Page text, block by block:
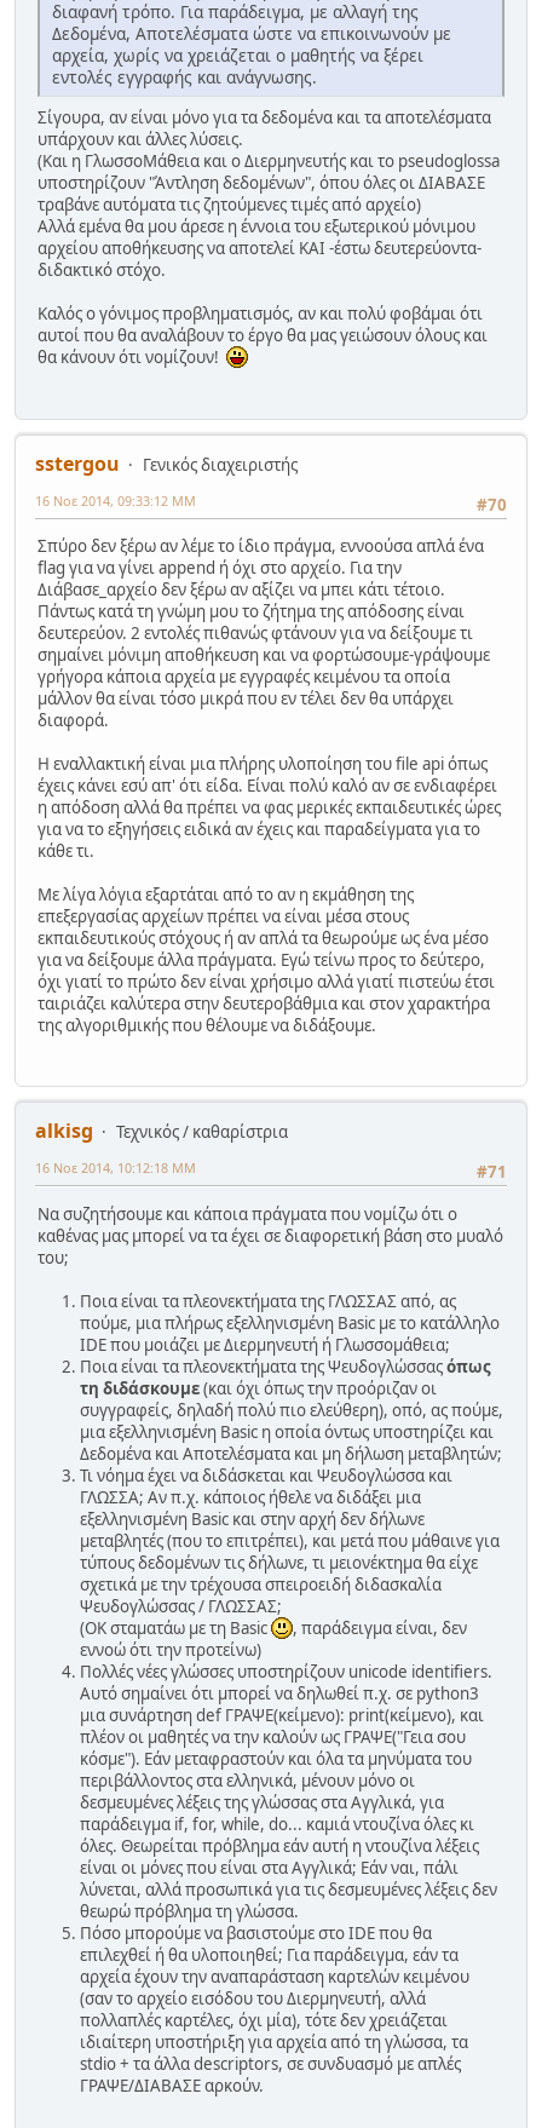
διαφανή τρόπο. Για παράδειγμα, με αλλαγή της
Δεδομένα, Αποτελέσματα ώστε να επικοινωνούν με
αρχεία, χωρίς να χρειάζεται ο μαθητής να ξέρει
εντολές εγγραφής και ανάγνωσης.
Σίγουρα, αν είναι μόνο για τα δεδομένα και τα αποτελέσματα
υπάρχουν και άλλες λύσεις.
(Και η ΓλωσσοΜάθεια και ο Διερμηνευτής και το pseudoglossa
υποστηρίζουν "Άντληση δεδομένων", όπου όλες οι ΔΙΑΒΑΣΕ
τραβάνε αυτόματα τις ζητούμενες τιμές από αρχείο)
Αλλά εμένα θα μου άρεσε η έννοια του εξωτερικού μόνιμου
αρχείου αποθήκευσης να αποτελεί ΚΑΙ -έστω δευτερεύοντα-
διδακτικό στόχο.
Καλός ο γόνιμος προβληματισμός, αν και πολύ φοβάμαι ότι
αυτοί που θα αναλάβουν το έργο θα μας γειώσουν όλους και
θα κάνουν ότι νομίζουν!
sstergou
Γενικός διαχειριστής
#70
16 Νοε 2014, 09:33:12 ΜΜ
Σπύρο δεν ξέρω αν λέμε το ίδιο πράγμα, εννοούσα απλά ένα
flag για να γίνει append ή όχι στο αρχείο. Για την
Διάβασε_αρχείο δεν ξέρω αν αξίζει να μπει κάτι τέτοιο.
Πάντως κατά τη γνώμη μου το ζήτημα της απόδοσης είναι
δευτερεύον. 2 εντολές πιθανώς φτάνουν για να δείξουμε τι
σημαίνει μόνιμη αποθήκευση και να φορτώσουμε-γράψουμε
γρήγορα κάποια αρχεία με εγγραφές κειμένου τα οποία
μάλλον θα είναι τόσο μικρά που εν τέλει δεν θα υπάρχει
διαφορά.
Η εναλλακτική είναι μια πλήρης υλοποίηση του file api όπως
έχεις κάνει εσύ απ' ότι είδα. Είναι πολύ καλό αν σε ενδιαφέρει
η απόδοση αλλά θα πρέπει να φας μερικές εκπαιδευτικές ώρες
για να το εξηγήσεις ειδικά αν έχεις και παραδείγματα για το
κάθε τι.
Με λίγα λόγια εξαρτάται από το αν η εκμάθηση της
επεξεργασίας αρχείων πρέπει να είναι μέσα στους
εκπαιδευτικούς στόχους ή αν απλά τα θεωρούμε ως ένα μέσο
για να δείξουμε άλλα πράγματα. Εγώ τείνω προς το δεύτερο,
όχι γιατί το πρώτο δεν είναι χρήσιμο αλλά γιατί πιστεύω έτσι
ταιριάζει καλύτερα στην δευτεροβάθμια και στον χαρακτήρα
της αλγοριθμικής που θέλουμε να διδάξουμε.
alkisg
Τεχνικός / καθαρίστρια
#71
16 Νοε 2014, 10:12:18 ΜΜ
Να συζητήσουμε και κάποια πράγματα που νομίζω ότι ο
καθένας μας μπορεί να τα έχει σε διαφορετική βάση στο μυαλό
του;
Ποια είναι τα πλεονεκτήματα της ΓΛΩΣΣΑΣ από, ας
πούμε, μια πλήρως εξελληνισμένη Basic με το κατάλληλο
IDE που μοιάζει με Διερμηνευτή ή Γλωσσομάθεια;
Ποια είναι τα πλεονεκτήματα της Ψευδογλώσσαςόπως
τη διδάσκουμε(και όχι όπως την προόριζαν οι
συγγραφείς, δηλαδή πολύ πιο ελεύθερη), οπό, ας πούμε,
μια εξελληνισμένη Basic η οποία όντως υποστηρίζει και
Δεδομένα και Αποτελέσματα και μη δήλωση μεταβλητών;
Τι νόημα έχει να διδάσκεται και Ψευδογλώσσα και
ΓΛΩΣΣΑ; Αν π.χ. κάποιος ήθελε να διδάξει μια
εξελληνισμένη Basic και στην αρχή δεν δήλωνε
μεταβλητές (που το επιτρέπει), και μετά που μάθαινε για
τύπους δεδομένων τις δήλωνε, τι μειονέκτημα θα είχε
σχετικά με την τρέχουσα σπειροειδή διδασκαλία
Ψευδογλώσσας / ΓΛΩΣΣΑΣ;
(ΟΚ σταματάω με τη Basic
, παράδειγμα είναι, δεν
εννοώ ότι την προτείνω)
Πολλές νέες γλώσσες υποστηρίζουν unicode identifiers.
Αυτό σημαίνει ότι μπορεί να δηλωθεί π.χ. σε python3
μια συνάρτηση def ΓΡΑΨΕ(κείμενο): print(κείμενο), και
πλέον οι μαθητές να την καλούν ως ΓΡΑΨΕ("Γεια σου
κόσμε"). Εάν μεταφραστούν και όλα τα μηνύματα του
περιβάλλοντος στα ελληνικά, μένουν μόνο οι
δεσμευμένες λέξεις της γλώσσας στα Αγγλικά, για
παράδειγμα if, for, while, do... καμιά ντουζίνα όλες κι
όλες. Θεωρείται πρόβλημα εάν αυτή η ντουζίνα λέξεις
είναι οι μόνες που είναι στα Αγγλικά; Εάν ναι, πάλι
λύνεται, αλλά προσωπικά για τις δεσμευμένες λέξεις δεν
θεωρώ πρόβλημα τη γλώσσα.
Πόσο μπορούμε να βασιστούμε στο IDE που θα
επιλεχθεί ή θα υλοποιηθεί; Για παράδειγμα, εάν τα
αρχεία έχουν την αναπαράσταση καρτελών κειμένου
(σαν το αρχείο εισόδου του Διερμηνευτή, αλλά
πολλαπλές καρτέλες, όχι μία), τότε δεν χρειάζεται
ιδιαίτερη υποστήριξη για αρχεία από τη γλώσσα, τα
stdio + τα άλλα descriptors, σε συνδυασμό με απλές
ΓΡΑΨΕ/ΔΙΑΒΑΣΕ αρκούν.